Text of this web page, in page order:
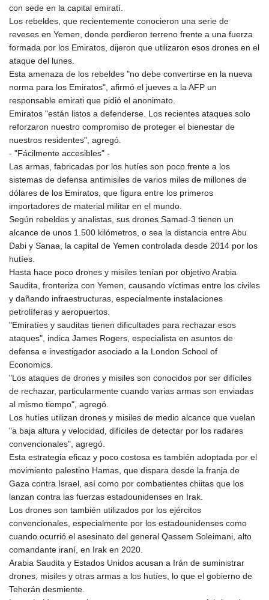
con sede en la capital emiratí.
Los rebeldes, que recientemente conocieron una serie de
reveses en Yemen, donde perdieron terreno frente a una fuerza
formada por los Emiratos, dijeron que utilizaron esos drones en el
ataque del lunes.
Esta amenaza de los rebeldes "no debe convertirse en la nueva
norma para los Emiratos", afirmó el jueves a la AFP un
responsable emirati que pidió el anonimato.
Emiratos "están listos a defenderse. Los recientes ataques solo
reforzaron nuestro compromiso de proteger el bienestar de
nuestros residentes", agregó.
- "Fácilmente accesibles" -
Las armas, fabricadas por los hutíes son poco frente a los
sistemas de defensa antimisiles de varios miles de millones de
dólares de los Emiratos, que figura entre los primeros
importadores de material militar en el mundo.
Según rebeldes y analistas, sus drones Samad-3 tienen un
alcance de unos 1.500 kilómetros, o sea la distancia entre Abu
Dabi y Sanaa, la capital de Yemen controlada desde 2014 por los
hutíes.
Hasta hace poco drones y misiles tenían por objetivo Arabia
Saudita, fronteriza con Yemen, causando víctimas entre los civiles
y dañando infraestructuras, especialmente instalaciones
petrolíferas y aeropuertos.
"Emiratíes y sauditas tienen dificultades para rechazar esos
ataques", indica James Rogers, especialista en asuntos de
defensa e investigador asociado a la London School of
Economics.
"Los ataques de drones y misiles son conocidos por ser difíciles
de rechazar, particularmente cuando varias armas son enviadas
al mismo tiempo", agregó.
Los hutíes utilizan drones y misiles de medio alcance que vuelan
"a baja altura y velocidad, difíciles de detectar por los radares
convencionales", agregó.
Esta estrategia eficaz y poco costosa es también adoptada por el
movimiento palestino Hamas, que dispara desde la franja de
Gaza contra Israel, así como por combatientes chiitas que los
lanzan contra las fuerzas estadounidenses en Irak.
Los drones son también utilizados por los ejércitos
convencionales, especialmente por los estadounidenses como
cuando ocurrió el asesinato del general Qassem Soleimani, alto
comandante iraní, en Irak en 2020.
Arabia Saudita y Estados Unidos acusan a Irán de suministrar
drones, misiles y otras armas a los hutíes, lo que el gobierno de
Teherán desmiente.